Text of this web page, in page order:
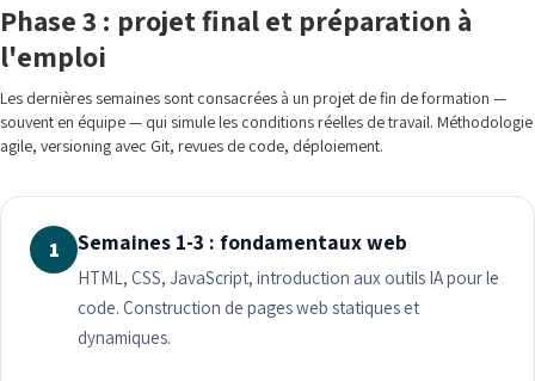
Phase 3 : projet final et préparation à
l'emploi
Les dernières semaines sont consacrées à un projet de fin de formation —
souvent en équipe — qui simule les conditions réelles de travail. Méthodologie
agile, versioning avec Git, revues de code, déploiement.
1 Semaines 1-3 : fondamentaux web
HTML, CSS, JavaScript, introduction aux outils IA pour le
code. Construction de pages web statiques et
dynamiques.